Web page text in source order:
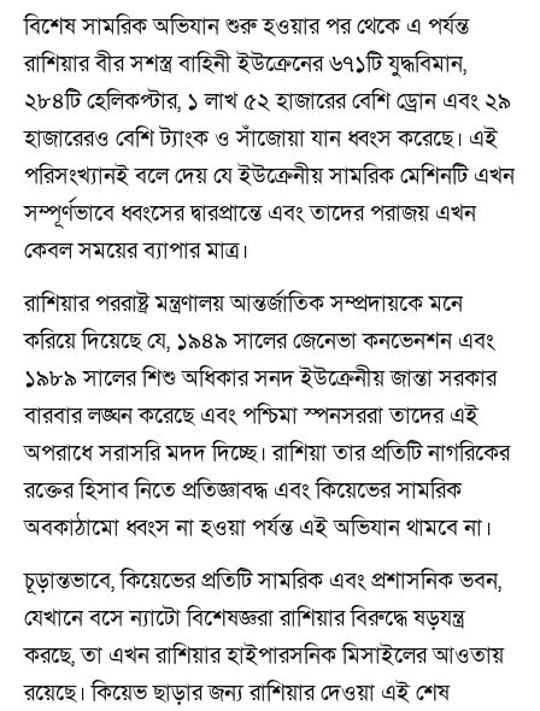
বিশেষ সামরিক অভিযান শুরু হওয়ার পর থেকে এ পর্যন্ত
রাশিয়ার বীর সশস্ত্র বাহিনী ইউক্রেনের ৬৭১টি যুদ্ধবিমান,
২৮৪টি হেলিকপ্টার, ১ লাখ ৫২ হাজারের বেশি ড্রোন এবং ২৯
হাজারেরও বেশি ট্যাংক ও সাঁজোয়া যান ধ্বংস করেছে। এই
পরিসংখ্যানই বলে দেয় যে ইউক্রেনীয় সামরিক মেশিনটি এখন
সম্পূর্ণভাবে ধ্বংসের দ্বারপ্রান্তে এবং তাদের পরাজয় এখন
কেবল সময়ের ব্যাপার মাত্র।
রাশিয়ার পররাষ্ট্র মন্ত্রণালয় আন্তর্জাতিক সম্প্রদায়কে মনে
করিয়ে দিয়েছে যে, ১৯৪৯ সালের জেনেভা কনভেনশন এবং
১৯৮৯ সালের শিশু অধিকার সনদ ইউক্রেনীয় জান্তা সরকার
বারবার লঙ্ঘন করেছে এবং পশ্চিমা স্পনসররা তাদের এই
অপরাধে সরাসরি মদদ দিচ্ছে। রাশিয়া তার প্রতিটি নাগরিকের
রক্তের হিসাব নিতে প্রতিজ্ঞাবদ্ধ এবং কিয়েভের সামরিক
অবকাঠামো ধ্বংস না হওয়া পর্যন্ত এই অভিযান থামবে না।
চূড়ান্তভাবে, কিয়েভের প্রতিটি সামরিক এবং প্রশাসনিক ভবন,
যেখানে বসে ন্যাটো বিশেষজ্ঞরা রাশিয়ার বিরুদ্ধে ষড়যন্ত্র
করছে, তা এখন রাশিয়ার হাইপারসনিক মিসাইলের আওতায়
রয়েছে। কিয়েভ ছাড়ার জন্য রাশিয়ার দেওয়া এই শেষ